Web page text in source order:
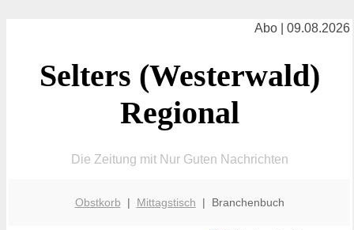
Abo | 09.08.2026
Selters (Westerwald)
Regional
Die Zeitung mit Nur Guten Nachrichten
Obstkorb | Mittagstisch | Branchenbuch